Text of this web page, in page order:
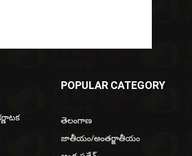
POPULAR CATEGORY
తెలంగాణ
జాతీయం/అంతర్జాతీయం